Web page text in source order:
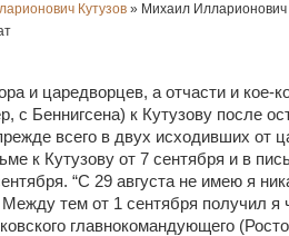
Кутузов» Михаил Илларионович
и царедворцев, а отчасти и кое-
с Беннигсена) к Кутузову после
всего в двух исходивших от
к Кутузову от 7 сентября и в
“С 29 августа не имею я
тем от 1 сентября получил я
главнокомандующего